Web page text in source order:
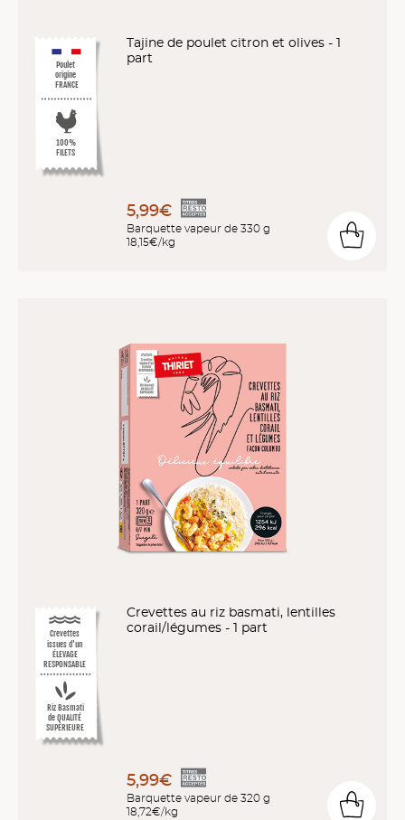
Poulet
origine
FRANCE
100%
FILETS
Tajine de poulet citron et olives - 1
part
5,99€
Barquette vapeur de 330 g
18,15€/kg
Crevettes
issues d’un
ÉLEVAGE
RESPONSABLE
Riz Basmati
de QUALITÉ
SUPÉRIEURE
Crevettes au riz basmati, lentilles
corail/légumes - 1 part
5,99€
Barquette vapeur de 320 g
18,72€/kg